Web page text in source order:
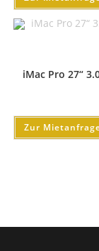
iMac Pro 27“
Zur